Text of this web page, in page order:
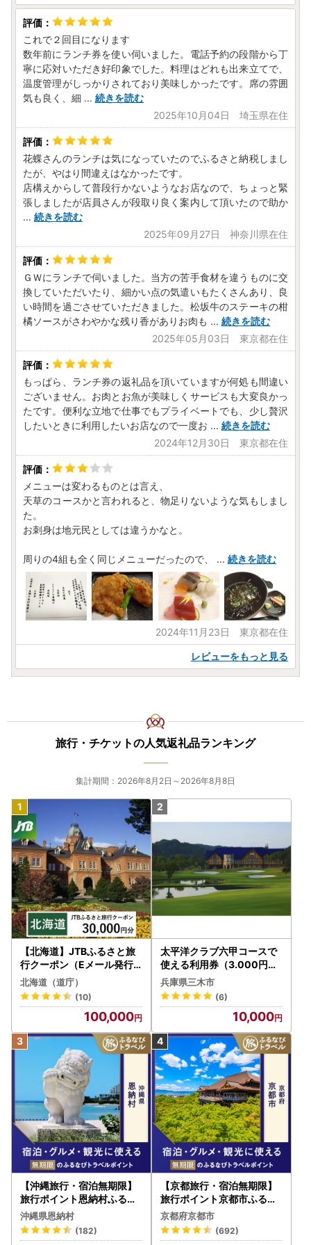
これで２回目になります
数年前にランチ券を使い伺いました。電話予約の段階から丁
寧に応対いただき好印象でした。料理はどれも出来立てで、
温度管理がしっかりされており美味しかったです。席の雰囲
気も良く、細 ... 続きを読む
2025年10月04日 埼玉県在住
花蝶さんのランチは気になっていたのでふるさと納税しまし
たが、やはり間違えはなかったです。
店構えからして普段行かないようなお店なので、ちょっと緊
張しましたが店員さんが段取り良く案内して頂いたので助か
... 続きを読む
2025年09月27日 神奈川県在住
ＧＷにランチで伺いました。当方の苦手食材を違うものに交
換していただいたり、細かい点の気遣いもたくさんあり、良
い時間を過ごさせていただきました。松坂牛のステーキの柑
橘ソースがさわやかな残り香がありお肉も ... 続きを読む
2025年05月03日 東京都在住
もっぱら、ランチ券の返礼品を頂いていますが何処も間違い
ございません。お肉とお魚が美味しくサービスも大変良かっ
たです。便利な立地で仕事でもプライベートでも、少し贅沢
したいときに利用したいお店なので一度お ... 続きを読む
2024年12月30日 東京都在住
メニューは変わるものとは言え、
天草のコースかと言われると、物足りないような気もしまし
た。
お刺身は地元民としては違うかなと。
周りの4組も全く同じメニューだったので、 ... 続きを読む
2024年11月23日 東京都在住
レビューをもっと見る
旅行・チケットの人気返礼品ランキング
集計期間：2026年8月2日～2026年8月8日
【北海道】JTBふるさと旅
行クーポン（Eメール発行
）30,000円分 旅行 トラベ
ル 宿泊 人気 おすすめ JTB
W030T
北海道（道庁）
(10)
100,000
太平洋クラブ六甲コースで
使える利用券（3.000円分
）
兵庫県三木市
(6)
10,000
【沖縄旅行・宿泊無期限】
旅行ポイント恩納村ふるな
びトラベルポイント
沖縄県恩納村
(182)
【京都旅行・宿泊無期限】
旅行ポイント京都市ふるな
びトラベルポイント
京都府京都市
(692)